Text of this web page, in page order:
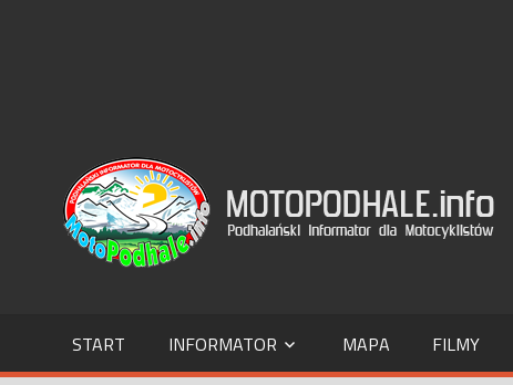
Podhalański
Informator
dla
Motocyklistów
START INFORMATOR MAPA FILMY